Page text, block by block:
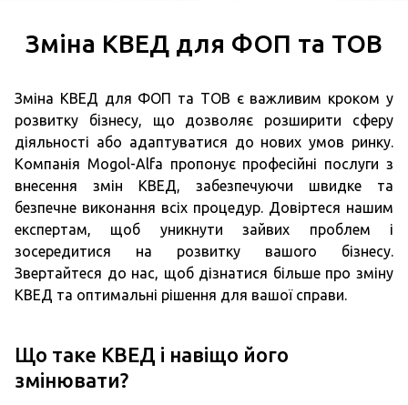
Зміна КВЕД для ФОП та ТОВ
Зміна КВЕД для ФОП та ТОВ є важливим кроком у
розвитку бізнесу, що дозволяє розширити сферу
діяльності або адаптуватися до нових умов ринку.
Компанія Mogol-Alfa пропонує професійні послуги з
внесення змін КВЕД, забезпечуючи швидке та
безпечне виконання всіх процедур. Довіртеся нашим
експертам, щоб уникнути зайвих проблем і
зосередитися на розвитку вашого бізнесу.
Звертайтеся до нас, щоб дізнатися більше про зміну
КВЕД та оптимальні рішення для вашої справи.
Що таке КВЕД і навіщо його
змінювати?